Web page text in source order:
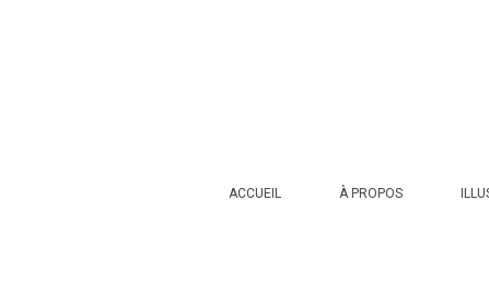
ACCUEIL À PROPOS